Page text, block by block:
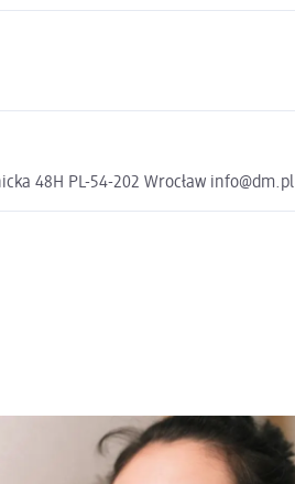
48H PL-54-202 Wrocław info@dm.pl